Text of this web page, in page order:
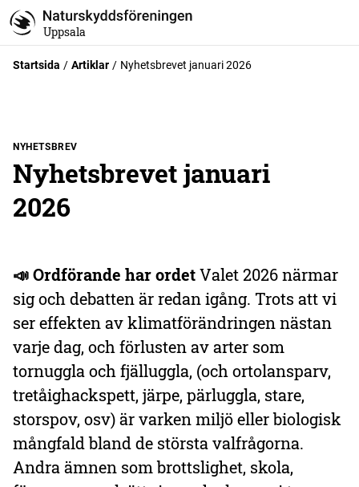
Uppsala
Startsida Artiklar Nyhetsbrevet januari 2026
NYHETSBREV
Nyhetsbrevet januari
2026
📣 Ordförande har ordetValet 2026 närmar
sig och debatten är redan igång. Trots att vi
ser effekten av klimatförändringen nästan
varje dag, och förlusten av arter som
tornuggla och fjälluggla, (och ortolansparv,
tretåighackspett, järpe, pärluggla, stare,
storspov, osv) är varken miljö eller biologisk
mångfald bland de största valfrågorna.
Andra ämnen som brottslighet, skola,